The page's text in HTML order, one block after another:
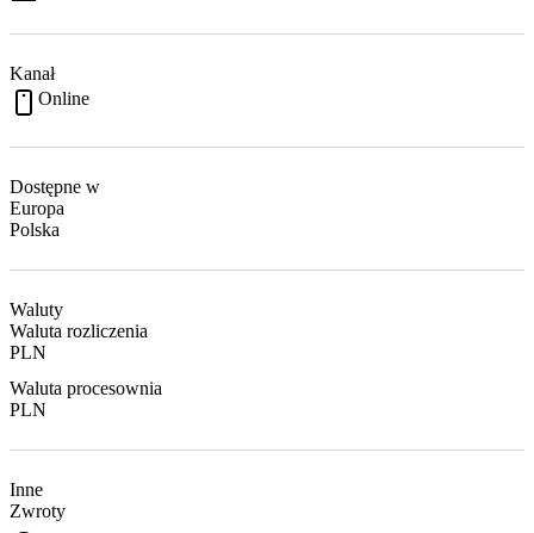
Kanał
Online
Dostępne w
Europa
Polska
Waluty
Waluta rozliczenia
PLN
Waluta procesownia
PLN
Inne
Zwroty